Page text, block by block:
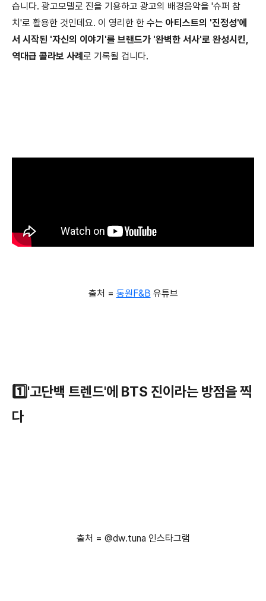
습니다. 광고모델로 진을 기용하고 광고의 배경음악을 '슈퍼 참
치'로 활용한 것인데요. 이 영리한 한 수는 아티스트의 '진정성'에
서 시작된 '자신의 이야기'를 브랜드가 '완벽한 서사'로 완성시킨,
역대급 콜라보 사례 로 기록될 겁니다.
출처 = 동원F&B 유튜브
1️⃣'고단백 트렌드'에 BTS 진이라는 방점을 찍
다
출처 = @dw.tuna 인스타그램